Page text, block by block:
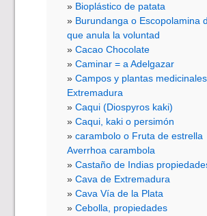
Bioplástico de patata
Burundanga o Escopolamina
que anula la voluntad
Cacao Chocolate
Caminar = a Adelgazar
Campos y plantas
Extremadura
Caqui (Diospyros kaki)
Caqui, kaki o persimón
carambolo o Fruta de estrella
Averrhoa carambola
Castaño de Indias
Cava de Extremadura
Cava Vía de la Plata
Cebolla, propiedades